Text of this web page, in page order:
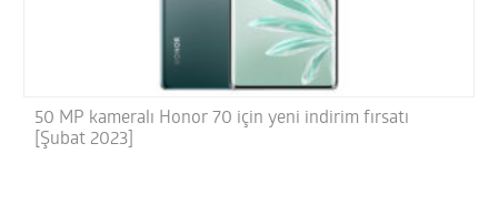
50 MP kameralı Honor 70 için yeni indirim fırsatı
[Şubat 2023]